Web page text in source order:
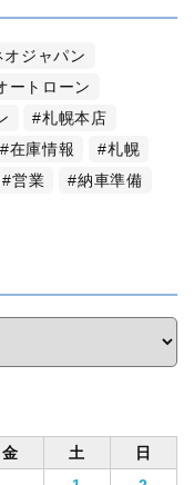
ジャパン
ートローン
札幌本店
在庫情報
札幌
営業
納車準備
金 土
日